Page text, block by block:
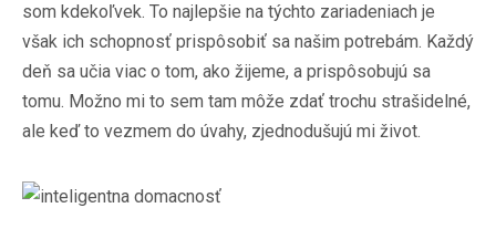
som kdekoľvek. To najlepšie na týchto zariadeniach je
však ich schopnosť prispôsobiť sa našim potrebám. Každý
deň sa učia viac o tom, ako žijeme, a prispôsobujú sa
tomu. Možno mi to sem tam môže zdať trochu strašidelné,
ale keď to vezmem do úvahy, zjednodušujú mi život.